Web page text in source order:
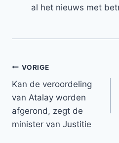
al het nieuws met
Bericht
navigatie
VORIGE
Kan de veroordeling
van Atalay worden
afgerond, zegt de
minister van Justitie